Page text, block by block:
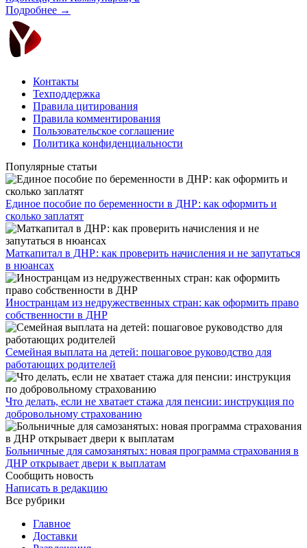
Подробнее →
Контакты
Техподдержка
Правила цитирования
Правила комментирования
Пользовательское соглашение
Политика конфиденциальности
Популярные статьи
Единое пособие по беременности в ДНР: как оформить и
сколько заплатят
​Маткапитал в ДНР: как проверить начисления и не запутаться
в нюансах
Иностранцам из недружественных стран: как оформить право
собственности в ДНР
Семейная выплата на детей: пошаговое руководство для
работающих родителей
Что делать, если не хватает стажа для пенсии: инструкция по
добровольному страхованию
Больничные для самозанятых: новая программа страхования в
ДНР открывает двери к выплатам
Сообщить новость
Написать в редакцию
Все рубрики
Главное
Доставки